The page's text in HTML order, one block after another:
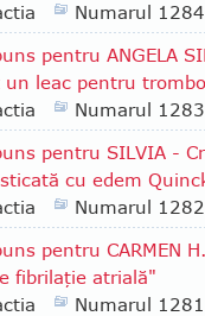
Numarul 1284
pentru ANGELA
un leac pentru
Numarul 1283
pentru SILVIA -
cu edem
Numarul 1282
pentru CARMEN
fibrilaţie atrială"
Numarul 1281